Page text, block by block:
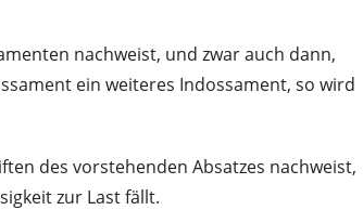
nachweist, und zwar auch dann,
ein weiteres Indossament, so wird
des vorstehenden Absatzes nachweist,
zur Last fällt.